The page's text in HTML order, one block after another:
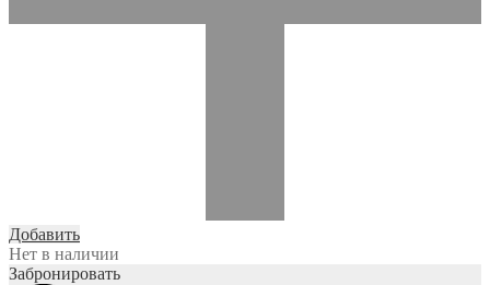
Добавить
Нет в наличии
Забронировать